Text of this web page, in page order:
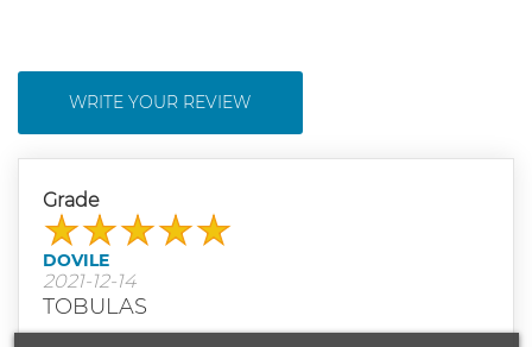
WRITE YOUR REVIEW
Grade
DOVILE
2021-12-14
TOBULAS